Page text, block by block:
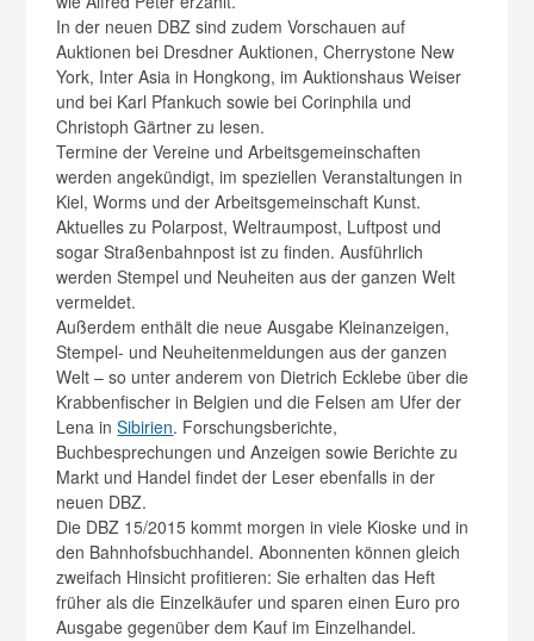
In der neuen DBZ sind zudem Vorschauen auf
Auktionen bei Dresdner Auktionen, Cherrystone New
York, Inter Asia in Hongkong, im Auktionshaus Weiser
und bei Karl Pfankuch sowie bei Corinphila und
Christoph Gärtner zu lesen.
Termine der Vereine und Arbeitsgemeinschaften
werden angekündigt, im speziellen Veranstaltungen in
Kiel, Worms und der Arbeitsgemeinschaft Kunst.
Aktuelles zu Polarpost, Weltraumpost, Luftpost und
sogar Straßenbahnpost ist zu finden. Ausführlich
werden Stempel und Neuheiten aus der ganzen Welt
vermeldet.
Außerdem enthält die neue Ausgabe Kleinanzeigen,
Stempel- und Neuheitenmeldungen aus der ganzen
Welt – so unter anderem von Dietrich Ecklebe über die
Krabbenfischer in Belgien und die Felsen am Ufer der
Lena inSibirien. Forschungsberichte,
Buchbesprechungen und Anzeigen sowie Berichte zu
Markt und Handel findet der Leser ebenfalls in der
neuen DBZ.
Die DBZ 15/2015 kommt morgen in viele Kioske und in
den Bahnhofsbuchhandel. Abonnenten können gleich
zweifach Hinsicht profitieren: Sie erhalten das Heft
früher als die Einzelkäufer und sparen einen Euro pro
Ausgabe gegenüber dem Kauf im Einzelhandel.